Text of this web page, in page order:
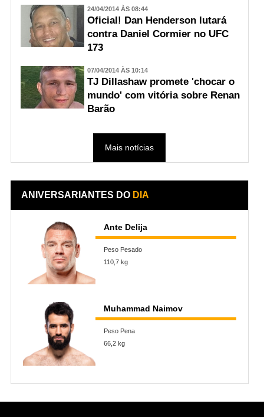
24/04/2014 ÀS 08:44
Oficial! Dan Henderson lutará
contra Daniel Cormier no UFC
173
07/04/2014 ÀS 10:14
TJ Dillashaw promete 'chocar o
mundo' com vitória sobre Renan
Barão
Mais notícias
ANIVERSARIANTES DO DIA
Ante Delija
Peso Pesado
110,7 kg
Muhammad Naimov
Peso Pena
66,2 kg